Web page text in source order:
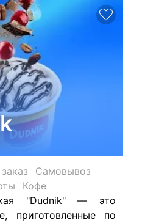
Самовывоз
Кофе
"Dudnik" — это
приготовленные по